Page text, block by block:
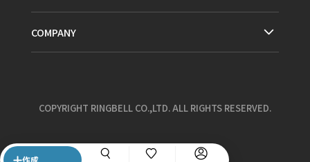
COMPANY
COPYRIGHT RINGBELL CO.,LTD. ALL RIGHTS RESERVED.
作成